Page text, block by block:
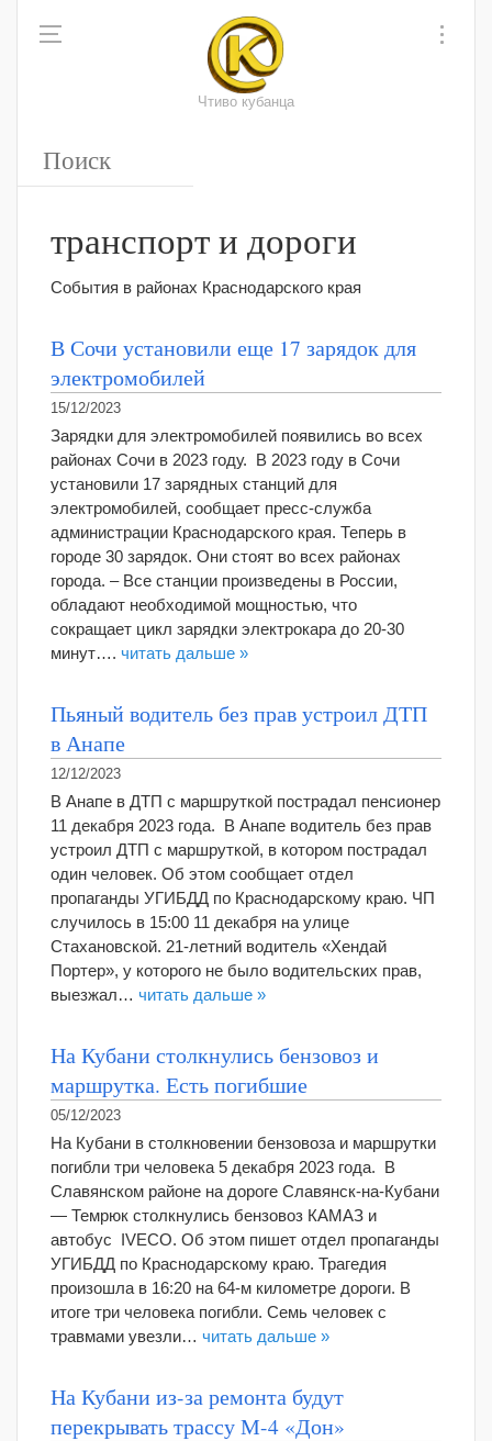
Чтиво кубанца
транспорт и дороги
События в районах Краснодарского края
В Сочи установили еще 17 зарядок для
электромобилей
15/12/2023
Зарядки для электромобилей появились во всех
районах Сочи в 2023 году. В 2023 году в Сочи
установили 17 зарядных станций для
электромобилей, сообщает пресс-служба
администрации Краснодарского края. Теперь в
городе 30 зарядок. Они стоят во всех районах
города. – Все станции произведены в России,
обладают необходимой мощностью, что
сокращает цикл зарядки электрокара до 20-30
минут…. читать дальше »
Пьяный водитель без прав устроил ДТП
в Анапе
12/12/2023
В Анапе в ДТП с маршруткой пострадал пенсионер
11 декабря 2023 года. В Анапе водитель без прав
устроил ДТП с маршруткой, в котором пострадал
один человек. Об этом сообщает отдел
пропаганды УГИБДД по Краснодарскому краю. ЧП
случилось в 15:00 11 декабря на улице
Стахановской. 21-летний водитель «Хендай
Портер», у которого не было водительских прав,
выезжал… читать дальше »
На Кубани столкнулись бензовоз и
маршрутка. Есть погибшие
05/12/2023
На Кубани в столкновении бензовоза и маршрутки
погибли три человека 5 декабря 2023 года. В
Славянском районе на дороге Славянск-на-Кубани
— Темрюк столкнулись бензовоз КАМАЗ и
автобус IVECO. Об этом пишет отдел пропаганды
УГИБДД по Краснодарскому краю. Трагедия
произошла в 16:20 на 64-м километре дороги. В
итоге три человека погибли. Семь человек с
травмами увезли… читать дальше »
На Кубани из-за ремонта будут
перекрывать трассу М-4 «Дон»